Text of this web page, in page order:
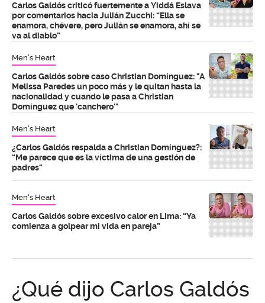
Carlos Galdós criticó fuertemente a Yiddá Eslava
por comentarios hacia Julián Zucchi: “Ella se
enamora, chévere, pero Julián se enamora, ahí se
va al diablo”
Men's Heart
Carlos Galdós sobre caso Christian Domínguez: "A
Melissa Paredes un poco más y le quitan hasta la
nacionalidad y cuando le pasa a Christian
Domínguez que 'canchero'"
Men's Heart
¿Carlos Galdós respalda a Christian Domínguez?:
“Me parece que es la víctima de una gestión de
padres”
Men's Heart
Carlos Galdós sobre excesivo calor en Lima: “Ya
comienza a golpear mi vida en pareja”
¿Qué dijo Carlos Galdós